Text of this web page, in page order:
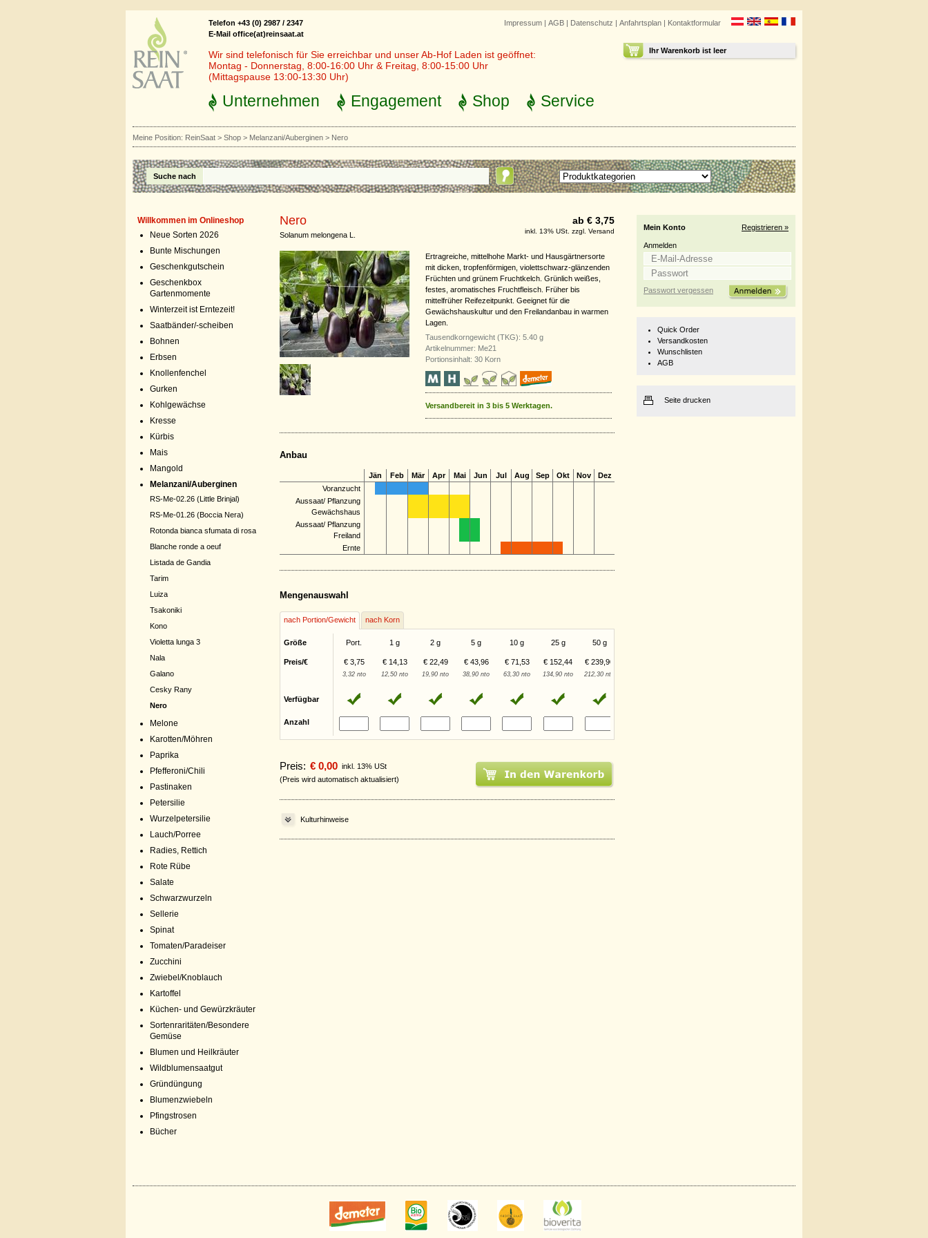
Impressum | AGB | Datenschutz | Anfahrtsplan | Kontaktformular
Ihr Warenkorb ist leer
Telefon +43 (0) 2987 / 2347
E-Mail office(at)reinsaat.at
Wir sind telefonisch für Sie erreichbar und unser Ab-Hof Laden ist geöffnet:
Montag - Donnerstag, 8:00-16:00 Uhr & Freitag, 8:00-15:00 Uhr
(Mittagspause 13:00-13:30 Uhr)
Unternehmen Engagement Shop Service
Meine Position: ReinSaat > Shop > Melanzani/Auberginen > Nero
Suche nach
Willkommen im Onlineshop
Neue Sorten 2026
Bunte Mischungen
Geschenkgutschein
Geschenkbox
Gartenmomente
Winterzeit ist Erntezeit!
Saatbänder/-scheiben
Bohnen
Erbsen
Knollenfenchel
Gurken
Kohlgewächse
Kresse
Kürbis
Mais
Mangold
Melanzani/Auberginen
RS-Me-02.26 (Little Brinjal)
RS-Me-01.26 (Boccia Nera)
Rotonda bianca sfumata di rosa
Blanche ronde a oeuf
Listada de Gandia
Tarim
Luiza
Tsakoniki
Kono
Violetta lunga 3
Nala
Galano
Cesky Rany
Nero
Melone
Karotten/Möhren
Paprika
Pfefferoni/Chili
Pastinaken
Petersilie
Wurzelpetersilie
Lauch/Porree
Radies, Rettich
Rote Rübe
Salate
Schwarzwurzeln
Sellerie
Spinat
Tomaten/Paradeiser
Zucchini
Zwiebel/Knoblauch
Kartoffel
Küchen- und Gewürzkräuter
Sortenraritäten/Besondere
Gemüse
Blumen und Heilkräuter
Wildblumensaatgut
Gründüngung
Blumenzwiebeln
Pfingstrosen
Bücher
Nero
Solanum melongena L.
ab € 3,75
inkl. 13% USt. zzgl. Versand
Ertragreiche, mittelhohe Markt- und Hausgärtnersorte
mit dicken, tropfenförmigen, violettschwarz-glänzenden
Früchten und grünem Fruchtkelch. Grünlich weißes,
festes, aromatisches Fruchtfleisch. Früher bis
mittelfrüher Reifezeitpunkt. Geeignet für die
Gewächshauskultur und den Freilandanbau in warmen
Lagen.
Tausendkorngewicht (TKG): 5.40 g
Artikelnummer: Me21
Portionsinhalt: 30 Korn
Versandbereit in 3 bis 5 Werktagen.
Anbau
Jän Feb Mär Apr Mai Jun Jul Aug Sep Okt Nov
Dez
Voranzucht
Aussaat/ Pflanzung
Gewächshaus
Aussaat/ Pflanzung
Freiland
Ernte
Mengenauswahl
nach Portion/Gewicht nach Korn
Größe Port. 1 g 2 g 5 g 10 g 25 g 50 g
Preis/€ € 3,75 € 14,13 € 22,49 € 43,96 € 71,53 € 152,44 € 239,90
3,32 nto 12,50 nto 19,90 nto 38,90 nto 63,30 nto 134,90 nto 212,30 nto
Verfügbar
Anzahl
Preis: € 0,00 inkl. 13% USt
(Preis wird automatisch aktualisiert)
Kulturhinweise
Mein Konto Registrieren »
Anmelden
Passwort vergessen
Quick Order
Versandkosten
Wunschlisten
AGB
Seite drucken